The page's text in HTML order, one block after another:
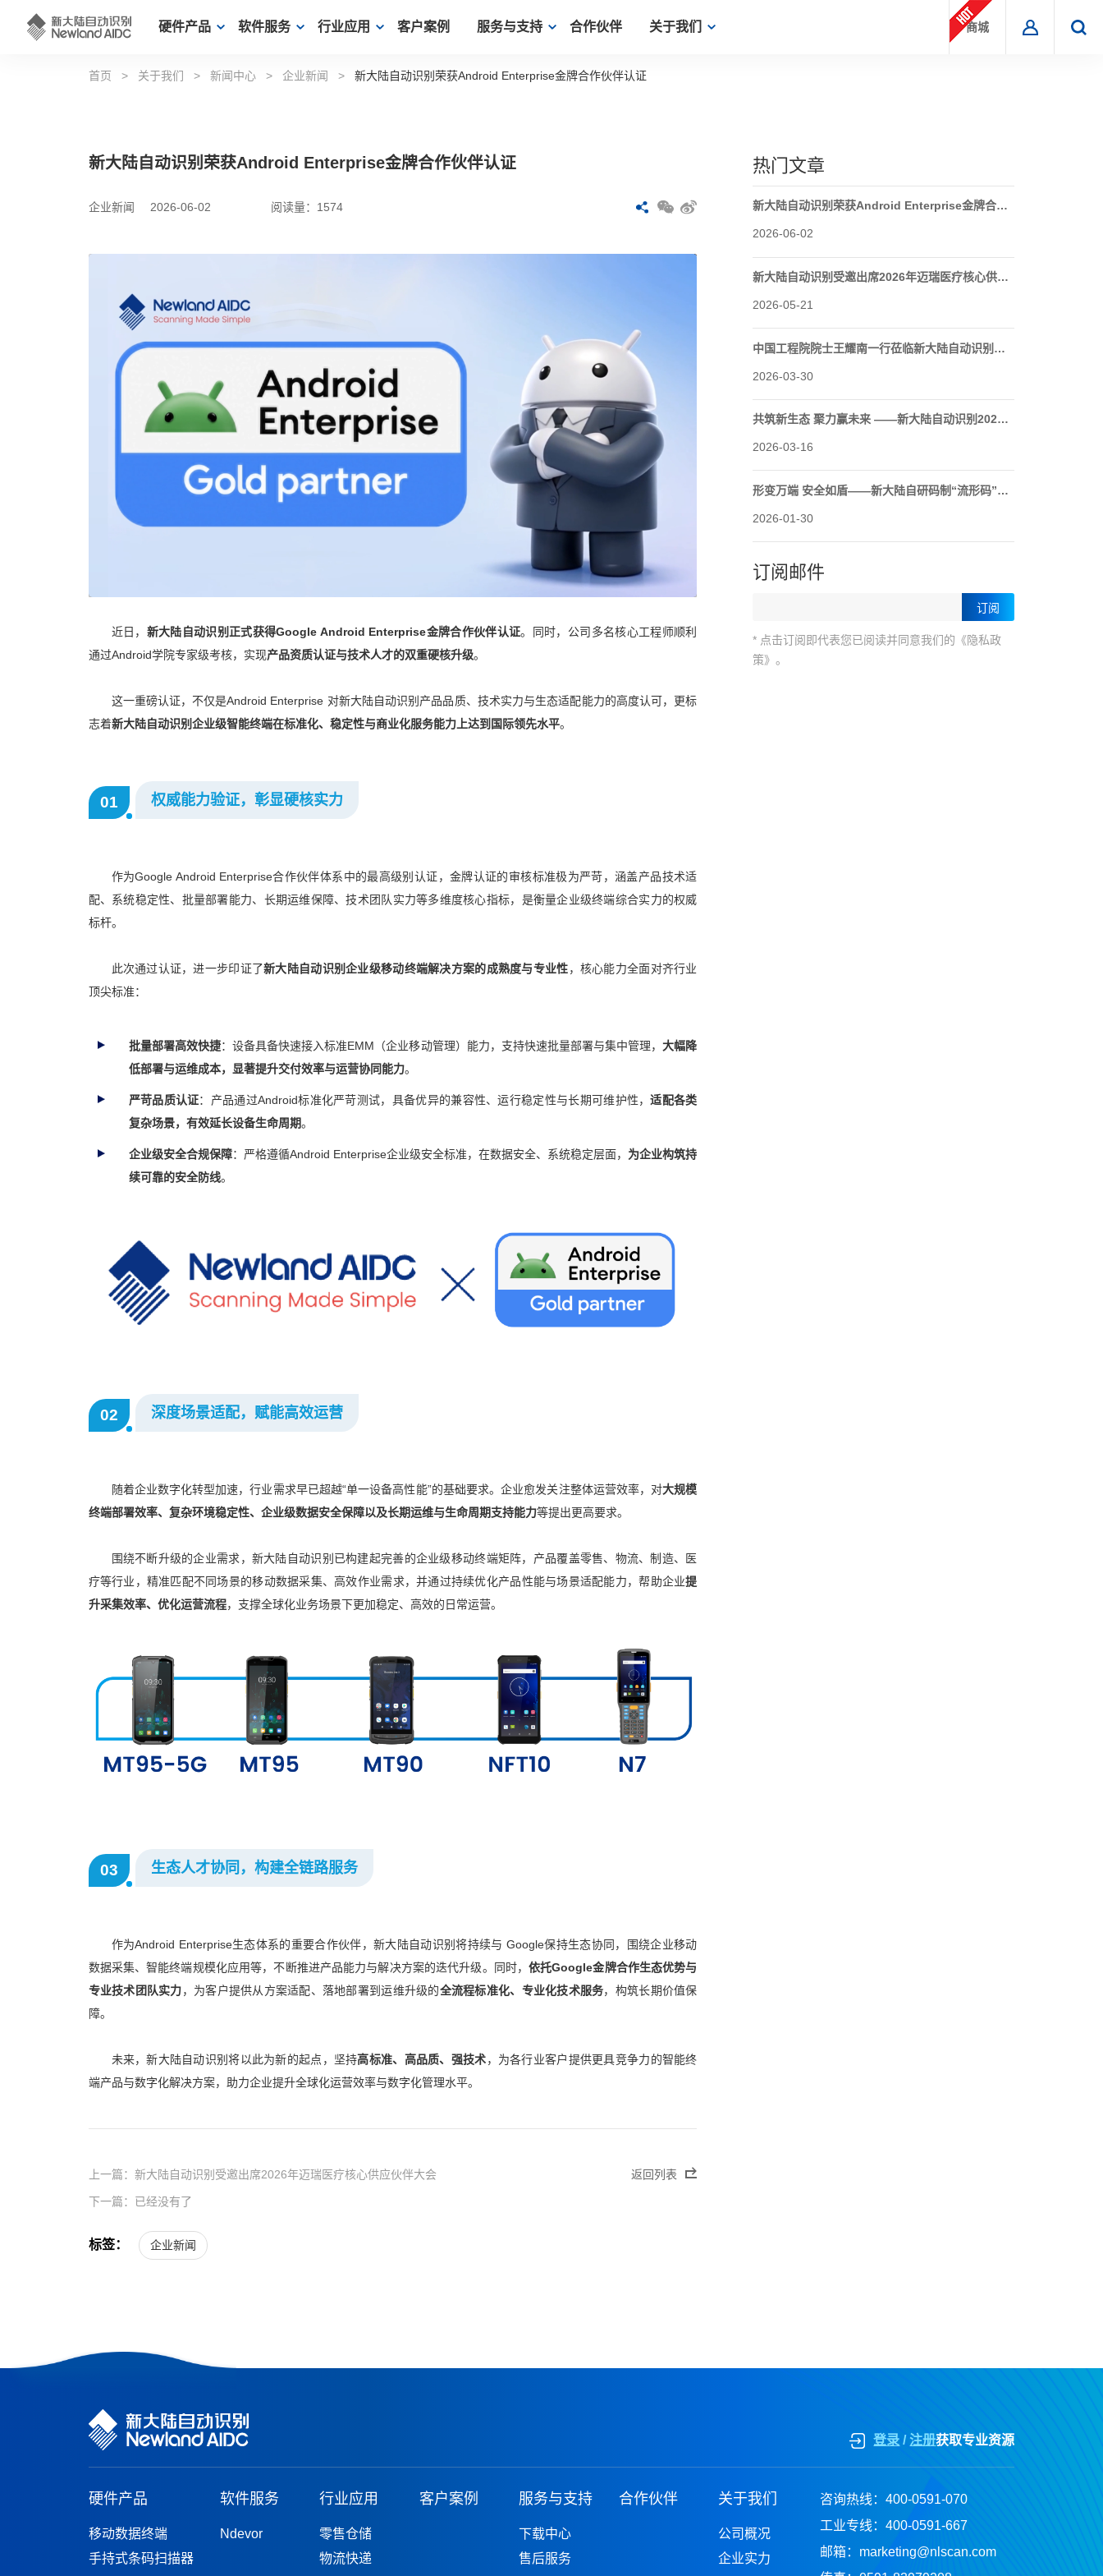
硬件产品 软件服务 行业应用 客户案例 服务与支持 合作伙伴 关于我们 商城
首页 > 关于我们 > 新闻中心> 企业新闻 > 新大陆自动识别荣获Android Enterprise金牌合作伙伴认证
新大陆自动识别荣获Android Enterprise金牌合作伙伴认证
企业新闻 2026-06-02 阅读量：1574
近日， 新大陆自动识别正式获得Google Android Enterprise金牌合作伙伴认证。同时，公司多名核心工程师顺利
通过Android学院专家级考核，实现产品资质认证与技术人才的双重硬核升级。
这一重磅认证，不仅是Android Enterprise 对新大陆自动识别产品品质、技术实力与生态适配能力的高度认可，更标
志着新大陆自动识别企业级智能终端在标准化、稳定性与商业化服务能力上达到国际领先水平。
01 权威能力验证，彰显硬核实力
作为Google Android Enterprise合作伙伴体系中的最高级别认证，金牌认证的审核标准极为严苛，涵盖产品技术适
配、系统稳定性、批量部署能力、长期运维保障、技术团队实力等多维度核心指标，是衡量企业级终端综合实力的权威
标杆。
此次通过认证，进一步印证了新大陆自动识别企业级移动终端解决方案的成熟度与专业性，核心能力全面对齐行业
顶尖标准：
批量部署高效快捷：设备具备快速接入标准EMM（企业移动管理）能力，支持快速批量部署与集中管理，大幅降
低部署与运维成本，显著提升交付效率与运营协同能力。
严苛品质认证：产品通过Android标准化严苛测试，具备优异的兼容性、运行稳定性与长期可维护性，适配各类
复杂场景，有效延长设备生命周期。
企业级安全合规保障：严格遵循Android Enterprise企业级安全标准，在数据安全、系统稳定层面， 为企业构筑持
续可靠的安全防线。
02 深度场景适配，赋能高效运营
随着企业数字化转型加速，行业需求早已超越“单一设备高性能”的基础要求。企业愈发关注整体运营效率，对大规模
终端部署效率、复杂环境稳定性、企业级数据安全保障以及长期运维与生命周期支持能力等提出更高要求。
围绕不断升级的企业需求，新大陆自动识别已构建起完善的企业级移动终端矩阵，产品覆盖零售、物流、制造、医
疗等行业，精准匹配不同场景的移动数据采集、高效作业需求，并通过持续优化产品性能与场景适配能力，帮助企业提
升采集效率、优化运营流程，支撑全球化业务场景下更加稳定、高效的日常运营。
03 生态人才协同，构建全链路服务
作为Android Enterprise生态体系的重要合作伙伴，新大陆自动识别将持续与 Google保持生态协同，围绕企业移动
数据采集、智能终端规模化应用等，不断推进产品能力与解决方案的迭代升级。同时，依托Google金牌合作生态优势与
专业技术团队实力，为客户提供从方案适配、落地部署到运维升级的全流程标准化、专业化技术服务，构筑长期价值保
障。
未来，新大陆自动识别将以此为新的起点，坚持高标准、高品质、强技术，为各行业客户提供更具竞争力的智能终
端产品与数字化解决方案，助力企业提升全球化运营效率与数字化管理水平。
上一篇：新大陆自动识别受邀出席2026年迈瑞医疗核心供应伙伴大会
下一篇：已经没有了
返回列表
标签： 企业新闻
热门文章
新大陆自动识别荣获Android Enterprise金牌合作伙伴认证
2026-06-02
新大陆自动识别受邀出席2026年迈瑞医疗核心供应伙伴大会
2026-05-21
中国工程院院士王耀南一行莅临新大陆自动识别调研指导
2026-03-30
共筑新生态 聚力赢未来 ——新大陆自动识别2026年供应商大会圆满举行
2026-03-16
形变万端 安全如盾——新大陆自研码制“流形码”正式发布
2026-01-30
订阅邮件
* 点击订阅即代表您已阅读并同意我们的《隐私政
策》。
登录 / 注册获取专业资源
硬件产品
移动数据终端
手持式条码扫描器
软件服务
Ndevor
行业应用
零售仓储
物流快递
客户案例 服务与支持
下载中心
售后服务
合作伙伴 关于我们
公司概况
企业实力
咨询热线：400-0591-070
工业专线：400-0591-667
邮箱： marketing@nlscan.com